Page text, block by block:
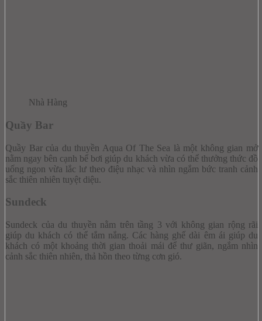
Nhà Hàng
Quầy Bar
Quầy Bar của du thuyền Aqua Of The Sea là một không gian mở
nằm ngay bên cạnh bể bơi giúp du khách vừa có thể thưởng thức đồ
uống ngon vừa lắc lư theo điệu nhạc và nhìn ngắm bức tranh cảnh
sắc thiên nhiên tuyệt diệu.
Sundeck
Sundeck của du thuyền nằm trên tầng 3 với không gian rộng rãi
giúp du khách có thể tắm nắng. Các hàng ghế dài êm ái giúp du
khách có một khoảng thời gian thoải mái để thư giãn, ngắm nhìn
cảnh sắc thiên nhiên, thả hồn theo từng cơn gió.